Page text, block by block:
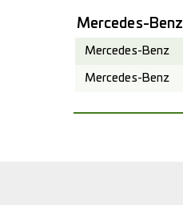
Mercedes-Benz
Mercedes-Benz
Mercedes-Benz